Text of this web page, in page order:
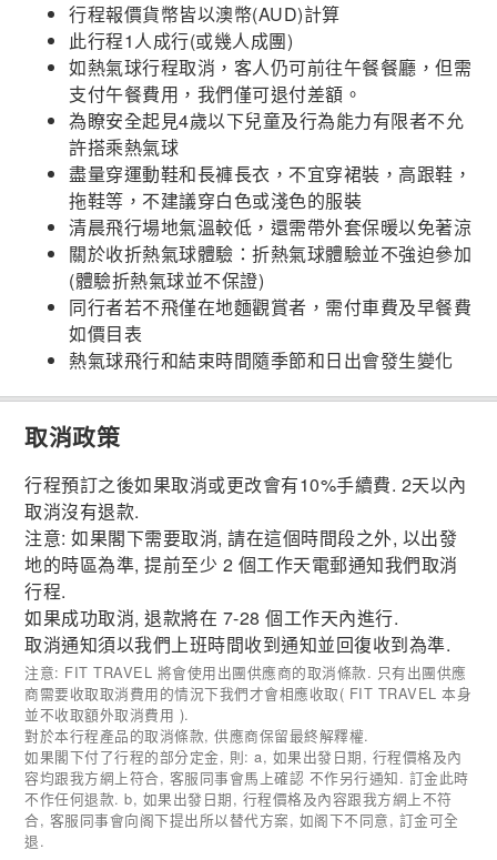
行程報價貨幣皆以澳幣(AUD)計算
此行程1人成行(或幾人成團)
如熱氣球行程取消，客人仍可前往午餐餐廳，但需
支付午餐費用，我們僅可退付差額。
為瞭安全起見4歲以下兒童及行為能力有限者不允
許搭乘熱氣球
盡量穿運動鞋和長褲長衣，不宜穿裙裝，高跟鞋，
拖鞋等，不建議穿白色或淺色的服裝
清晨飛行場地氣溫較低，還需帶外套保暖以免著涼
關於收折熱氣球體驗：折熱氣球體驗並不強迫參加
(體驗折熱氣球並不保證)
同行者若不飛僅在地麵觀賞者，需付車費及早餐費
如價目表
熱氣球飛行和結束時間隨季節和日出會發生變化
取消政策
行程預訂之後如果取消或更改會有10%手續費. 2天以內
取消沒有退款.
注意: 如果閣下需要取消, 請在這個時間段之外, 以出發
地的時區為準, 提前至少 2 個工作天電郵通知我們取消
行程.
如果成功取消, 退款將在 7-28 個工作天內進行.
取消通知須以我們上班時間收到通知並回復收到為準.
注意: FIT TRAVEL 將會使用出團供應商的取消條款. 只有出團供應
商需要收取取消費用的情況下我們才會相應收取( FIT TRAVEL 本身
並不收取額外取消費用 ).
對於本行程產品的取消條款, 供應商保留最終解釋權.
如果閣下付了行程的部分定金, 則: a, 如果出發日期, 行程價格及內
容均跟我方網上符合, 客服同事會馬上確認 不作另行通知. 訂金此時
不作任何退款. b, 如果出發日期, 行程價格及內容跟我方網上不符
合, 客服同事會向阁下提出所以替代方案, 如阁下不同意, 訂金可全
退.